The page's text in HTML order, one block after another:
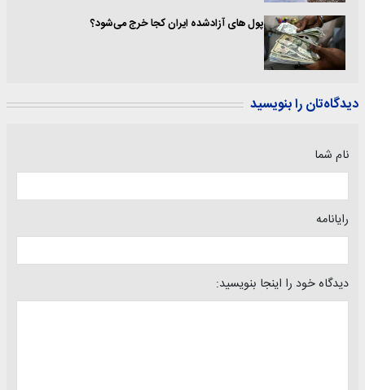
پول های آزادشده ایران کجا خرج می‌شود؟
دیدگاه‌تان را بنویسید
نام شما
رایانامه
دیدگاه خود را اینجا بنویسید: